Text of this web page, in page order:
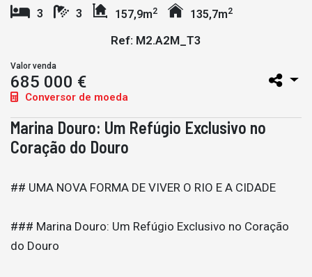
3 3 157,9m2 135,7m2
Ref: M2.A2M_T3
Valor venda
685 000 €
Conversor de moeda
Marina Douro: Um Refúgio Exclusivo no
Coração do Douro
## UMA NOVA FORMA DE VIVER O RIO E A CIDADE
### Marina Douro: Um Refúgio Exclusivo no Coração
do Douro